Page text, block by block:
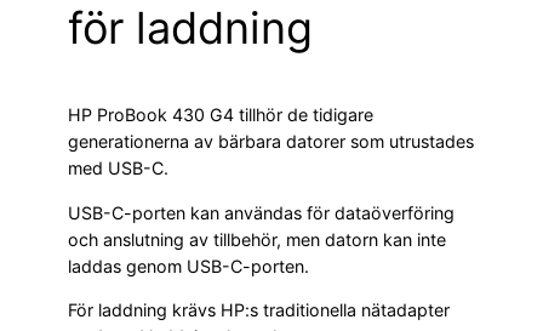
för laddning
HP ProBook 430 G4 tillhör de tidigare
generationerna av bärbara datorer som utrustades
med USB-C.
USB-C-porten kan användas för dataöverföring
och anslutning av tillbehör, men datorn kan inte
laddas genom USB-C-porten.
För laddning krävs HP:s traditionella nätadapter